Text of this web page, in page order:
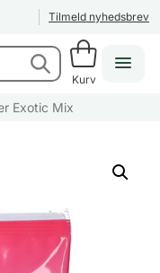
Tilmeld nyhedsbrev
Kurv
Exotic Mix